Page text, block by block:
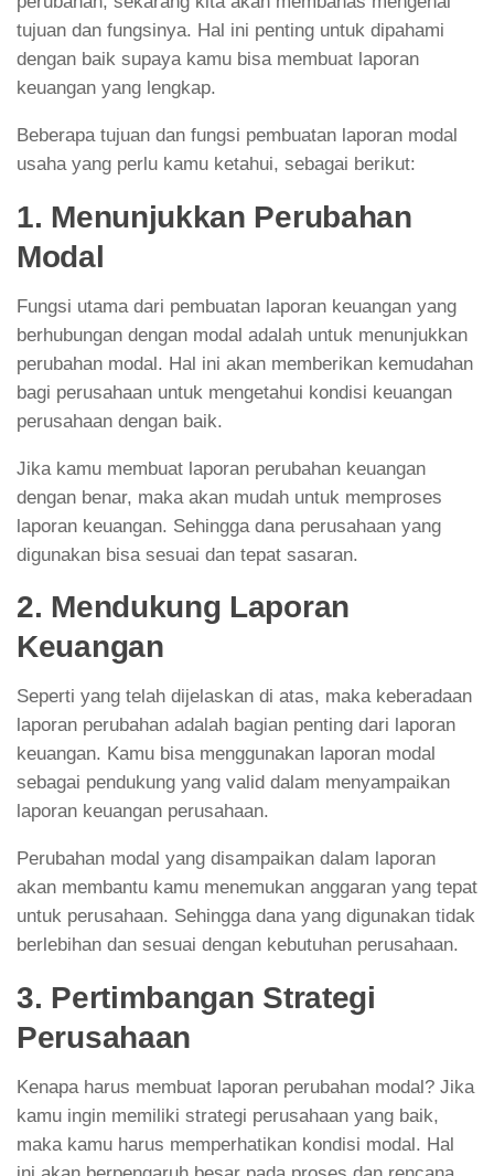
tujuan dan fungsinya. Hal ini penting untuk dipahami
dengan baik supaya kamu bisa membuat laporan
keuangan yang lengkap.
Beberapa tujuan dan fungsi pembuatan laporan modal
usaha yang perlu kamu ketahui, sebagai berikut:
1. Menunjukkan Perubahan
Modal
Fungsi utama dari pembuatan laporan keuangan yang
berhubungan dengan modal adalah untuk menunjukkan
perubahan modal. Hal ini akan memberikan kemudahan
bagi perusahaan untuk mengetahui kondisi keuangan
perusahaan dengan baik.
Jika kamu membuat laporan perubahan keuangan
dengan benar, maka akan mudah untuk memproses
laporan keuangan. Sehingga dana perusahaan yang
digunakan bisa sesuai dan tepat sasaran.
2. Mendukung Laporan
Keuangan
Seperti yang telah dijelaskan di atas, maka keberadaan
laporan perubahan adalah bagian penting dari laporan
keuangan. Kamu bisa menggunakan laporan modal
sebagai pendukung yang valid dalam menyampaikan
laporan keuangan perusahaan.
Perubahan modal yang disampaikan dalam laporan
akan membantu kamu menemukan anggaran yang tepat
untuk perusahaan. Sehingga dana yang digunakan tidak
berlebihan dan sesuai dengan kebutuhan perusahaan.
3. Pertimbangan Strategi
Perusahaan
Kenapa harus membuat laporan perubahan modal? Jika
kamu ingin memiliki strategi perusahaan yang baik,
maka kamu harus memperhatikan kondisi modal. Hal